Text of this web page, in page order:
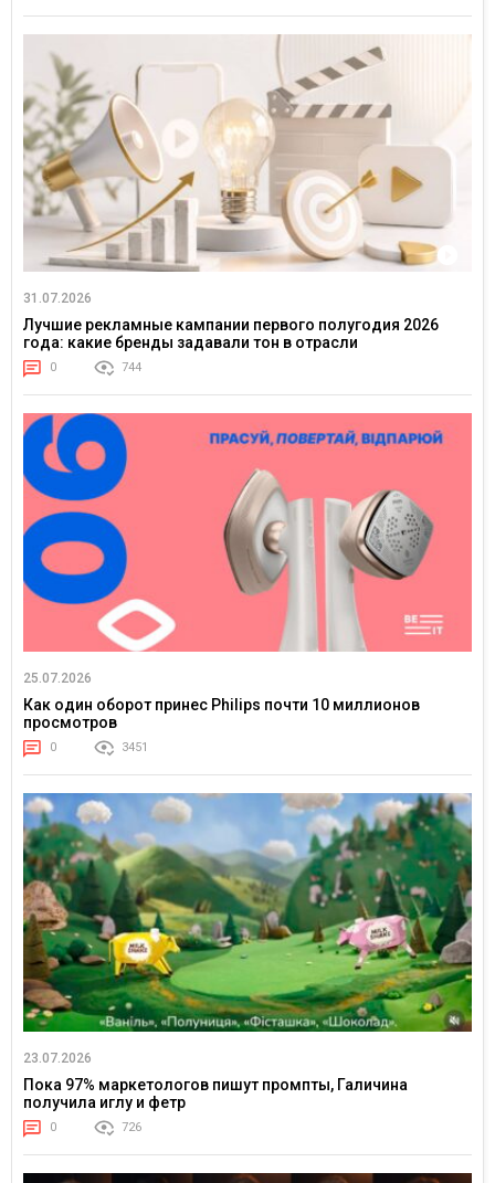
31.07.2026
Лучшие рекламные кампании первого полугодия 2026
года: какие бренды задавали тон в отрасли
0 744
25.07.2026
Как один оборот принес Philips почти 10 миллионов
просмотров
0 3451
23.07.2026
Пока 97% маркетологов пишут промпты, Галичина
получила иглу и фетр
0 726